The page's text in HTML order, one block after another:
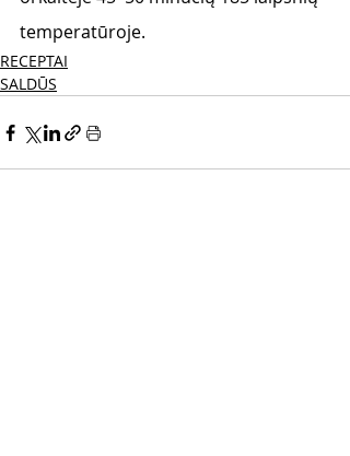
temperatūroje.
RECEPTAI
SALDŪS